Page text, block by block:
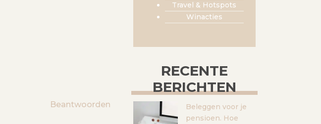
Beantwoorden
Travel & Hotspots
Winacties
RECENTE
BERICHTEN
Beleggen voor je
pensioen. Hoe